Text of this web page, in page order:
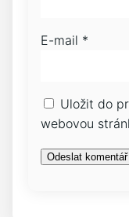
E-mail *
Uložit do
webovou